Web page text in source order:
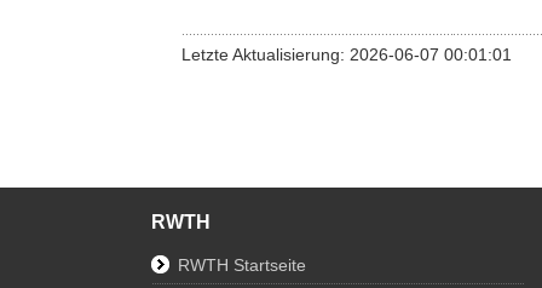
Letzte Aktualisierung: 2026-06-07 00:01:01
RWTH
RWTH Startseite